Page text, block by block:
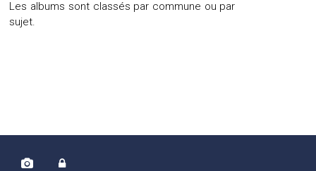
Les albums sont classés par commune ou par
sujet.